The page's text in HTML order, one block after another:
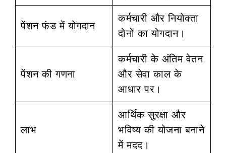
पेंशन फंड में योगदान
कर्मचारी और नियोक्ता
दोनों का योगदान।
पेंशन की गणना
कर्मचारी के अंतिम वेतन
और सेवा काल के
आधार पर।
लाभ
आर्थिक सुरक्षा और
भविष्य की योजना बनाने
में मदद।